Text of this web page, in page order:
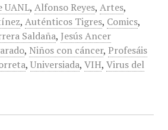
UANL, Alfonso Reyes, Artes,
, Auténticos Tigres, Comics,
Saldaña, Jesús Ancer
, Niños con cáncer, Profesáis
, Universiada, VIH, Virus del